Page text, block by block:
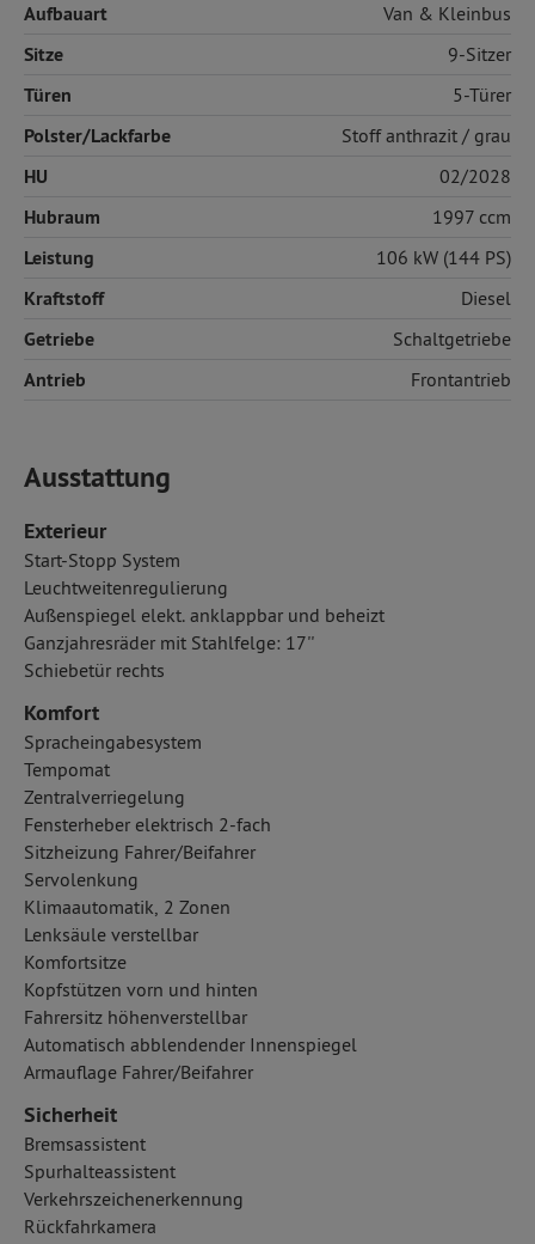
Aufbauart Van & Kleinbus
Sitze 9-Sitzer
Türen 5-Türer
Polster/Lackfarbe Stoffanthrazit / grau
HU 02/2028
Hubraum 1997 ccm
Leistung 106 kW (144 PS)
Kraftstoff Diesel
Getriebe Schaltgetriebe
Antrieb Frontantrieb
Ausstattung
Exterieur
Start-Stopp System
Leuchtweitenregulierung
Außenspiegel elekt. anklappbar und beheizt
Ganzjahresräder mit Stahlfelge: 17''
Schiebetür rechts
Komfort
Spracheingabesystem
Tempomat
Zentralverriegelung
Fensterheber elektrisch 2-fach
Sitzheizung Fahrer/Beifahrer
Servolenkung
Klimaautomatik, 2 Zonen
Lenksäule verstellbar
Komfortsitze
Kopfstützen vorn und hinten
Fahrersitz höhenverstellbar
Automatisch abblendender Innenspiegel
Armauflage Fahrer/Beifahrer
Sicherheit
Bremsassistent
Spurhalteassistent
Verkehrszeichenerkennung
Rückfahrkamera